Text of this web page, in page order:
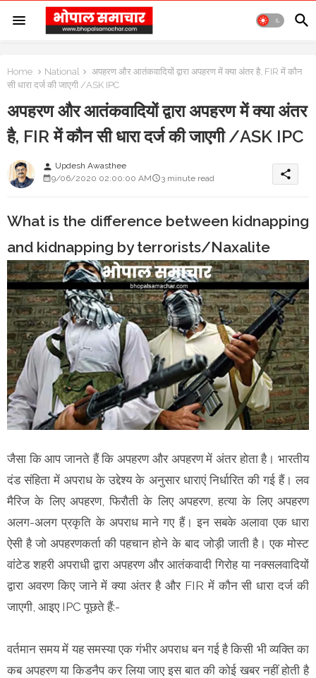
Home National
अपहरण और आतंकवादियों द्वारा अपहरण में क्या अंतर है, FIR में कौन
सी धारा दर्ज की जाएगी /ASK IPC
अपहरण और आतंकवादियों द्वारा अपहरण में क्या अंतर
है, FIR में कौन सी धारा दर्ज की जाएगी /ASK IPC
person Updesh Awasthee
9/06/2020 02:00:00 AM
3 minute read share
What is the difference between kidnapping
and kidnapping by terrorists/Naxalite
जैसा कि आप जानते हैं कि अपहरण और अपहरण में अंतर होता है। भारतीय
दंड संहिता में अपराध के उद्देश्य के अनुसार धाराएं निर्धारित की गई हैं। लव
मैरिज के लिए अपहरण, फिरौती के लिए अपहरण, हत्या के लिए अपहरण
अलग-अलग प्रकृति के अपराध माने गए हैं। इन सबके अलावा एक धारा
ऐसी है जो अपहरणकर्ता की पहचान होने के बाद जोड़ी जाती है। एक मोस्ट
वांटेड शहरी अपराधी द्वारा अपहरण और आतंकवादी गिरोह या नक्सलवादियों
द्वारा अवरण किए जाने में क्या अंतर है और FIR में कौन सी धारा दर्ज की
जाएगी, आइए IPC पूछते हैं:-
वर्तमान समय में यह समस्या एक गंभीर अपराध बन गई है किसी भी व्यक्ति का
कब अपहरण या किडनैप कर लिया जाए इस बात की कोई खबर नहीं होती है